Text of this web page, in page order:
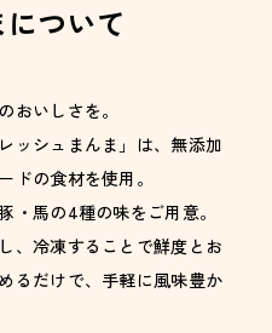
ついて
おいしさを。
ッシュまんま」は、無添加
ドの食材を使用。
・馬の4種の味をご用意。
、冷凍することで鮮度とお
るだけで、手軽に風味豊か